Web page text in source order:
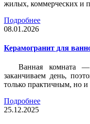
жилых, коммерческих и
Подробнее
08.01.2026
Керамогранит для
Ванная комната
заканчиваем день,
только практичным, но
Подробнее
25.12.2025